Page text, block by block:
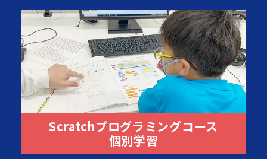
Scratchプログラミングコース
個別学習